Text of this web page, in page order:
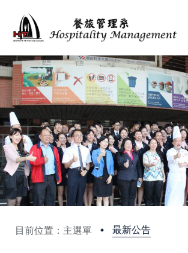
目前位置：主選單 最新公告
:::